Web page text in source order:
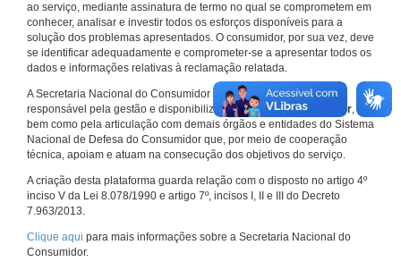
ao serviço, mediante assinatura de termo no qual se comprometem em
conhecer, analisar e investir todos os esforços disponíveis para a
solução dos problemas apresentados. O consumidor, por sua vez, deve
se identificar adequadamente e comprometer-se a apresentar todos os
dados e informações relativas à reclamação relatada.
A Secretaria Nacional do Consumidor do Ministério da Justiça é a
responsável pela gestão e disponibilização doConsumidor.gov.br,
bem como pela articulação com demais órgãos e entidades do Sistema
Nacional de Defesa do Consumidor que, por meio de cooperação
técnica, apoiam e atuam na consecução dos objetivos do serviço.
A criação desta plataforma guarda relação com o disposto no artigo 4º
inciso V da Lei 8.078/1990 e artigo 7º, incisos I, II e III do Decreto
7.963/2013.
Clique aqui para mais informações sobre a Secretaria Nacional do
Consumidor.